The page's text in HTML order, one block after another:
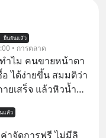
ยืนยันแล้ว
• การตลาด
ำไม คนขายหน้าตา
ได้ง่ายขึ้น สมมติว่า
ายเสร็จ แล้วหิวน้ำ
กอย่าง
แล้ว
าจัดการฟรี ไม่มีลิ